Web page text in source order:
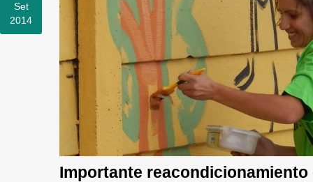
Set
2014
Importante reacondicionamiento